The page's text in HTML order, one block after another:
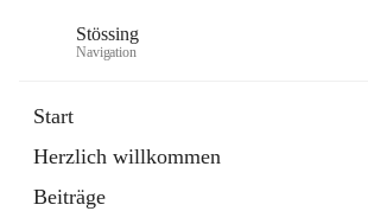
Stössing
Navigation
Start
Herzlich willkommen
Beiträge
Datei
in